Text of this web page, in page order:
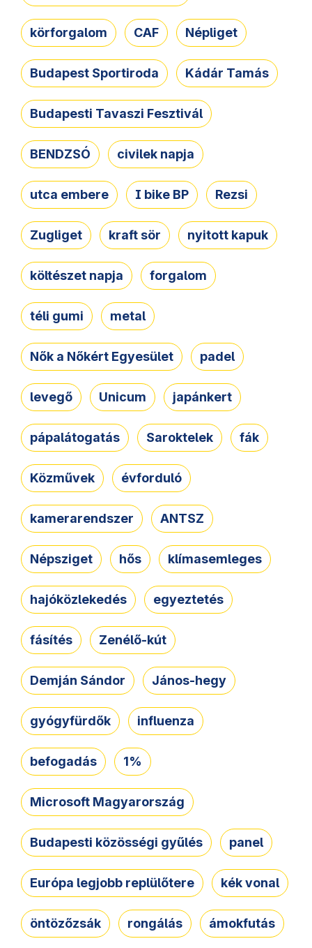
körforgalom CAF Népliget
Budapest Sportiroda Kádár Tamás
Budapesti Tavaszi Fesztivál
BENDZSÓ civilek napja
utca embere I bike BP Rezsi
Zugliget kraft sör nyitott kapuk
költészet napja forgalom
téli gumi metal
Nők a Nőkért Egyesület padel
levegő Unicum japánkert
pápalátogatás Saroktelek fák
Közművek évforduló
kamerarendszer ANTSZ
Népsziget hős klímasemleges
hajóközlekedés egyeztetés
fásítés Zenélő-kút
Demján Sándor János-hegy
gyógyfürdők influenza
befogadás 1%
Microsoft Magyarország
Budapesti közösségi gyűlés panel
Európa legjobb replülőtere kék vonal
öntözőzsák rongálás ámokfutás